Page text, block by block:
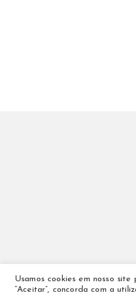
Usamos cookies em nosso
“Aceitar”, concorda com a